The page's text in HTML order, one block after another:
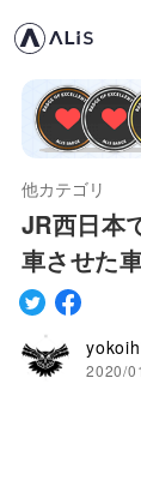
他カテゴリ
JR西日本
車させた
2020/